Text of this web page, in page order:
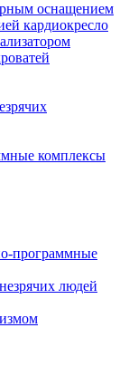
оснащением
кардиокресло
комплексы
программные
людей